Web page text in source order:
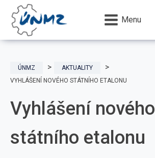
Menu
ÚNMZ
AKTUALITY
VYHLÁŠENÍ NOVÉHO STÁTNÍHO ETALONU
Vyhlášení nového
státního etalonu